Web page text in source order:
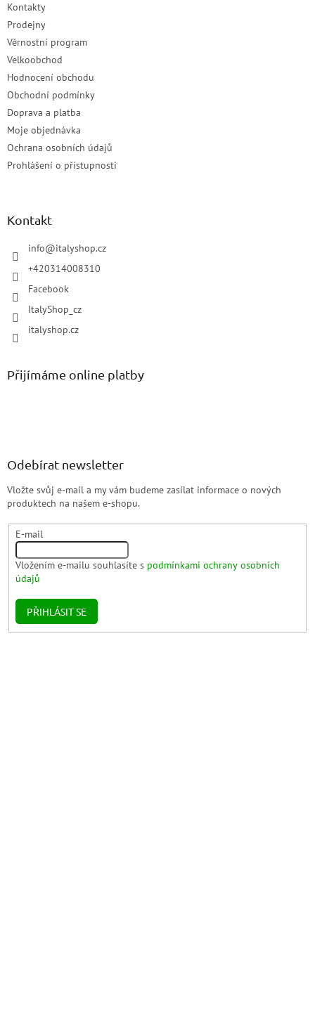
Kontakty
Prodejny
Věrnostní program
Velkoobchod
Hodnocení obchodu
Obchodní podmínky
Doprava a platba
Moje objednávka
Ochrana osobních údajů
Prohlášení o přístupnosti
Kontakt
info@italyshop.cz
+420314008310
Facebook
ItalyShop_cz
italyshop.cz
Přijímáme online platby
Odebírat newsletter
Vložte svůj e-mail a my vám budeme zasílat informace o nových
produktech na našem e-shopu.
E-mail
Vložením e-mailu souhlasíte s podmínkami ochrany osobních
údajů
PŘIHLÁSIT SE